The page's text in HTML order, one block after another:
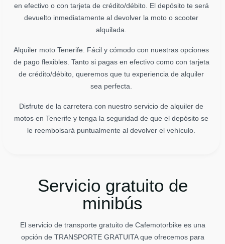
en efectivo o con tarjeta de crédito/débito. El depósito te será
devuelto inmediatamente al devolver la moto o scooter
alquilada.
Alquiler moto Tenerife. Fácil y cómodo con nuestras opciones
de pago flexibles. Tanto si pagas en efectivo como con tarjeta
de crédito/débito, queremos que tu experiencia de alquiler
sea perfecta.
Disfrute de la carretera con nuestro servicio de alquiler de
motos en Tenerife y tenga la seguridad de que el depósito se
le reembolsará puntualmente al devolver el vehículo.
Servicio gratuito de
minibús
El servicio de transporte gratuito de Cafemotorbike es una
opción de TRANSPORTE GRATUITA que ofrecemos para